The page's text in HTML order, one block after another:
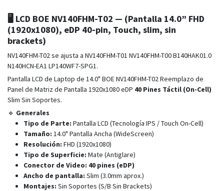
🖥️ LCD BOE NV140FHM-T02 — (Pantalla 14.0” FHD
(1920x1080), eDP 40-pin, Touch, slim, sin
brackets)
NV140FHM-T02 se ajusta a NV140FHM-T01 NV140FHM-T00 B140HAK01.0
N140HCN-EA1 LP140WF7-SPG1.
Pantalla LCD de Laptop de 14.0" BOE NV140FHM-T02 Reemplazo de
Panel de Matriz de Pantalla 1920x1080 eDP 40 Pines Táctil (On-Cell)
Slim Sin Soportes.
🔹 Generales
Tipo de Parte: Pantalla LCD (Tecnología IPS / Touch On-Cell)
Tamaño: 14.0" Pantalla Ancha (WideScreen)
Resolución: FHD (1920x1080)
Tipo de Superficie: Mate (Antiglare)
Conector de Video: 40 pines (eDP)
Ancho de pantalla: Slim (3.0mm aprox.)
Montajes: Sin Soportes (S/B Sin Brackets)